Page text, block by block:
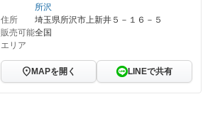
所沢
住所
埼玉県所沢市上新井５－１６－５
販売可能
エリア
全国
MAPを開く LINEで共有